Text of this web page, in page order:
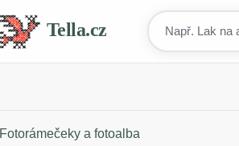
Tella.cz
Fotorámečeky a fotoalba